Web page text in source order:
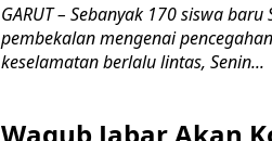
GARUT – Sebanyak 170 siswa
pembekalan mengenai
keselamatan berlalu lintas, Senin...
Wagub Jabar Akan